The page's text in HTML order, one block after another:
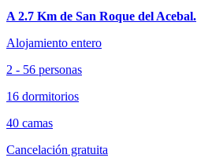
A 2.7 Km de San Roque del Acebal.
Alojamiento entero
2 - 56 personas
16 dormitorios
40 camas
Cancelación gratuita